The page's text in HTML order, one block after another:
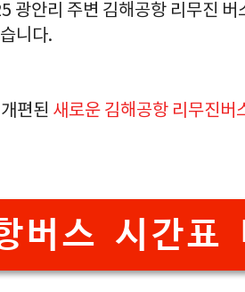
광안리 주변 김해공항 리무진 버
니다.
편된 새로운 김해공항 리무진버
버스 시간표